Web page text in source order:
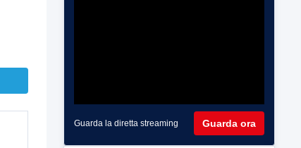
Guarda la diretta streaming Guarda ora